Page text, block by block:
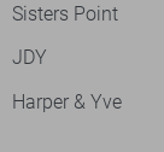
Sisters Point
JDY
Harper & Yve